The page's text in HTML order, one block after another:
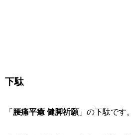
下駄
「 腰痛平癒 健脚祈願」の下駄です。